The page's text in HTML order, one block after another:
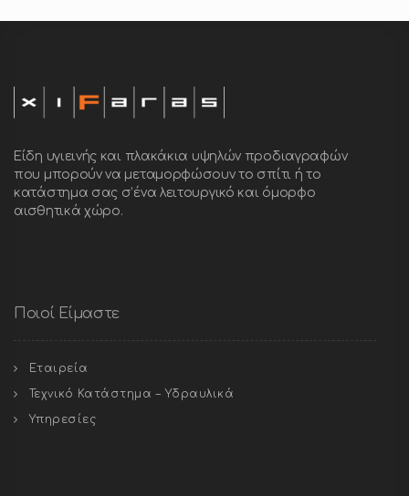
Είδη υγιεινής και πλακάκια υψηλών προδιαγραφών
που μπορούν να μεταμορφώσουν το σπίτι ή το
κατάστημα σας σ’ένα λειτουργικό και όμορφο
αισθητικά χώρο.
Ποιοί Είμαστε
Εταιρεία
Τεχνικό Κατάστημα – Υδραυλικά
Υπηρεσίες